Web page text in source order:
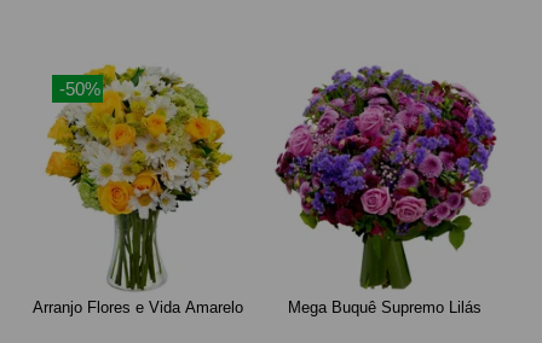
-50%
Arranjo Flores e Vida Amarelo Mega Buquê Supremo Lilás